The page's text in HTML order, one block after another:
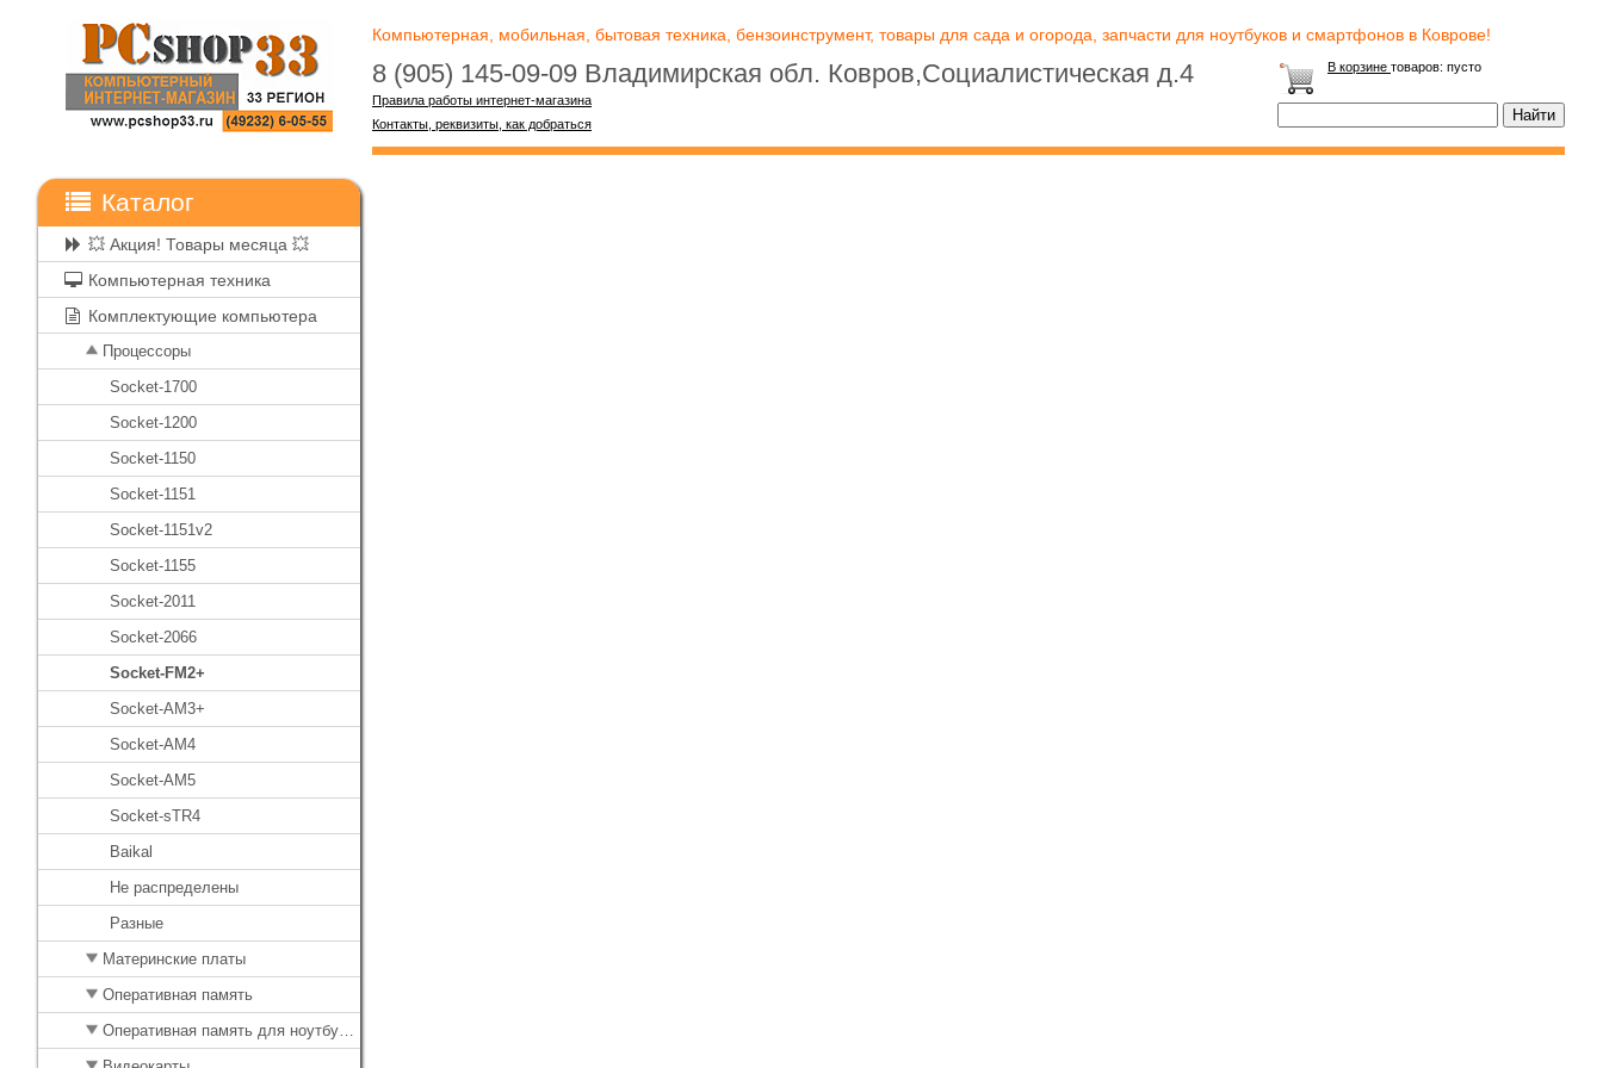
Компьютерная, мобильная, бытовая техника, бензоинструмент, товары для сада и огорода, запчасти для ноутбуков и смартфонов в Коврове!
8 (905) 145-09-09 Владимирская обл. Ковров,Социалистическая д.4
Правила работы интернет-магазина
Контакты, реквизиты, как добраться
В корзине товаров: пусто
Каталог
💥 Акция! Товары месяца 💥
Компьютерная техника
Комплектующие компьютера
Процессоры
Socket-1700
Socket-1200
Socket-1150
Socket-1151
Socket-1151v2
Socket-1155
Socket-2011
Socket-2066
Socket-FM2+
Socket-AM3+
Socket-AM4
Socket-AM5
Socket-sTR4
Baikal
Не распределены
Разные
Материнские платы
Оперативная память
Оперативная память для ноутбуков